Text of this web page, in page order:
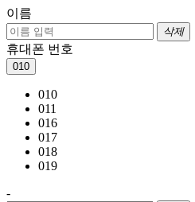
이름
삭제
휴대폰 번호
010
010
011
016
017
018
019
-